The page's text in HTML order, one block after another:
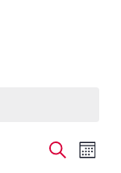
Buscar
de
Mes